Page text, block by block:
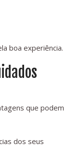
boa experiência.
que podem
dos seus